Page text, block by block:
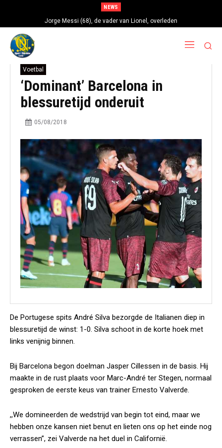
NEWS
Jorge Messi (68), de vader van Lionel, overleden
Voetbal
‘Dominant’ Barcelona in
blessuretijd onderuit
05/08/2018
De Portugese spits André Silva bezorgde de Italianen diep in
blessuretijd de winst: 1-0. Silva schoot in de korte hoek met
links venijnig binnen.
Bij Barcelona begon doelman Jasper Cillessen in de basis. Hij
maakte in de rust plaats voor Marc-André ter Stegen, normaal
gesproken de eerste keus van trainer Ernesto Valverde.
,,We domineerden de wedstrijd van begin tot eind, maar we
hebben onze kansen niet benut en lieten ons op het einde nog
verrassen”, zei Valverde na het duel in Californië.